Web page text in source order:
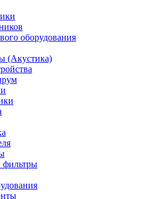
оборудования
(Акустика)
фильтры